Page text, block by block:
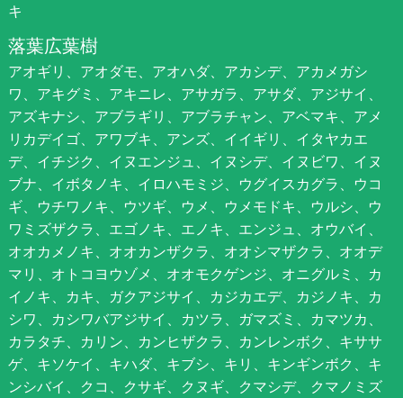
キ
落葉広葉樹
アオギリ、アオダモ、アオハダ、アカシデ、アカメガシ
ワ、アキグミ、アキニレ、アサガラ、アサダ、アジサイ、
アズキナシ、アブラギリ、アブラチャン、アベマキ、アメ
リカデイゴ、アワブキ、アンズ、イイギリ、イタヤカエ
デ、イチジク、イヌエンジュ、イヌシデ、イヌビワ、イヌ
ブナ、イボタノキ、イロハモミジ、ウグイスカグラ、ウコ
ギ、ウチワノキ、ウツギ、ウメ、ウメモドキ、ウルシ、ウ
ワミズザクラ、エゴノキ、エノキ、エンジュ、オウバイ、
オオカメノキ、オオカンザクラ、オオシマザクラ、オオデ
マリ、オトコヨウゾメ、オオモクゲンジ、オニグルミ、カ
イノキ、カキ、ガクアジサイ、カジカエデ、カジノキ、カ
シワ、カシワバアジサイ、カツラ、ガマズミ、カマツカ、
カラタチ、カリン、カンヒザクラ、カンレンボク、キササ
ゲ、キソケイ、キハダ、キブシ、キリ、キンギンボク、キ
ンシバイ、クコ、クサギ、クヌギ、クマシデ、クマノミズ